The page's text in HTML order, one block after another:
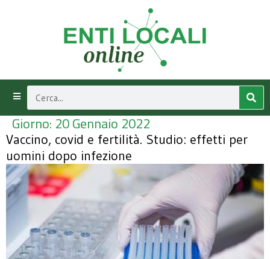
Giorno: 20 Gennaio 2022
Vaccino, covid e fertilità. Studio: effetti per
uomini dopo infezione